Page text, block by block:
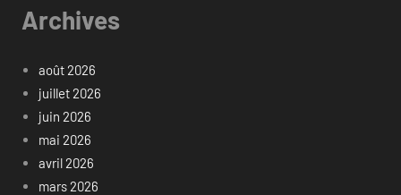
Archives
août 2026
juillet 2026
juin 2026
mai 2026
avril 2026
mars 2026